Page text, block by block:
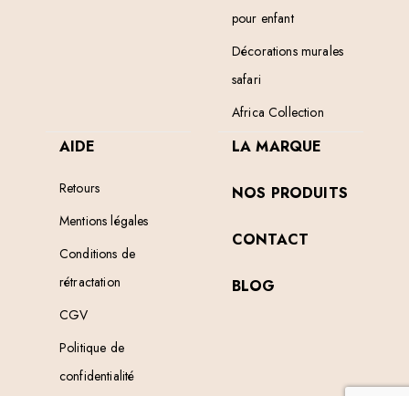
pour enfant
Décorations murales
safari
Africa Collection
AIDE
Retours
Mentions légales
Conditions de
rétractation
CGV
Politique de
confidentialité
LA MARQUE
NOS PRODUITS
CONTACT
BLOG